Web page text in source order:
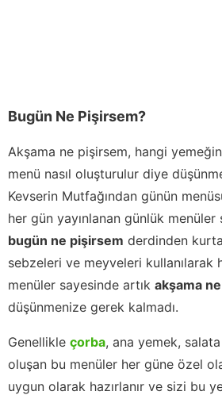
Bugün Ne Pişirsem?
Akşama ne pişirsem, hangi
menü nasıl oluşturulur diye
Kevserin Mutfağından günün
her gün yayınlanan günlük
bugün ne pişirsem derdinden
sebzeleri ve meyveleri kullanılarak
menüler sayesinde artık akşama
düşünmenize gerek kalmadı.
Genellikle çorba, ana yemek,
oluşan bu menüler her güne özel
uygun olarak hazırlanır ve sizi bu